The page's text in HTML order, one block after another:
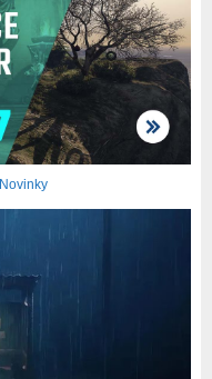
Novinky